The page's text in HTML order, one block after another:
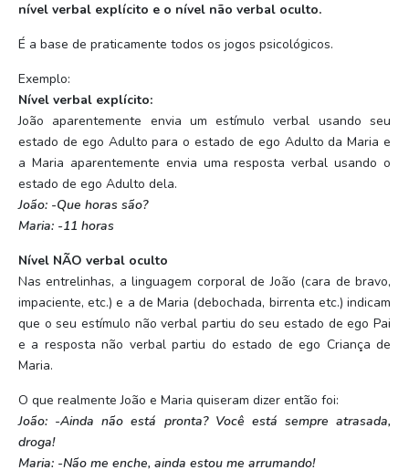
nível verbal explícito e o nível não verbal oculto.
É a base de praticamente todos os jogos psicológicos.
Exemplo:
Nível verbal explícito:
João aparentemente envia um estímulo verbal usando seu
estado de ego Adulto para o estado de ego Adulto da Maria e
a Maria aparentemente envia uma resposta verbal usando o
estado de ego Adulto dela.
João: -Que horas são?
Maria: -11 horas
Nível NÃO verbal oculto
Nas entrelinhas, a linguagem corporal de João (cara de bravo,
impaciente, etc.) e a de Maria (debochada, birrenta etc.) indicam
que o seu estímulo não verbal partiu do seu estado de ego Pai
e a resposta não verbal partiu do estado de ego Criança de
Maria.
O que realmente João e Maria quiseram dizer então foi:
João: -Ainda não está pronta? Você está sempre atrasada,
droga!
Maria: -Não me enche, ainda estou me arrumando!